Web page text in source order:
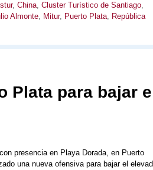
, China, Cluster Turístico de Santiago,
Almonte, Mitur, Puerto Plata, República
Plata para bajar
presencia en Playa Dorada, en Puerto
una nueva ofensiva para bajar el